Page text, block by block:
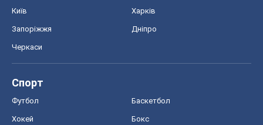
Київ Харків
Запоріжжя Дніпро
Черкаси
Спорт
Футбол Баскетбол
Хокей Бокс